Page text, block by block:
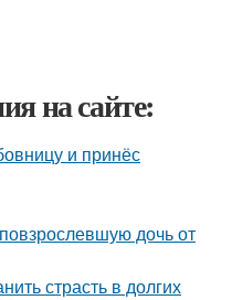
на сайте:
и принёс
дочь от
страсть в долгих